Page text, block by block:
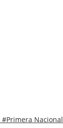
#Primera Nacional